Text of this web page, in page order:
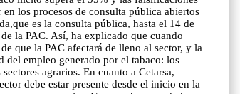
los procesos de consulta pública abiertos
es la consulta pública, hasta el 14 de
la PAC. Así, ha explicado que cuando
que la PAC afectará de lleno al sector, y la
del empleo generado por el tabaco: los
agrarios. En cuanto a Cetarsa,
debe estar presente desde el inicio en la